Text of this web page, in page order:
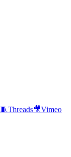
🧵Threads🎥Vimeo